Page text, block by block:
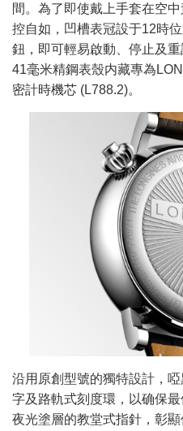
間。為了即使戴上手套在空
控自如，凹槽表冠設于12時
鈕，即可輕易啟動、停止及
41毫米精鋼表殼内藏專為
密計時機芯 (L788.2)。
沿用原創型號的獨特設計，
字及路軌式刻度環，以确保
夜光塗層的教堂式指針，彰